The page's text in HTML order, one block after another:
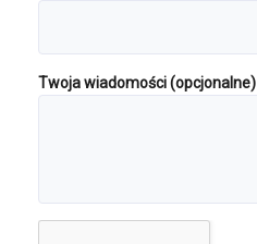
Twoja wiadomości (opcjonalne)